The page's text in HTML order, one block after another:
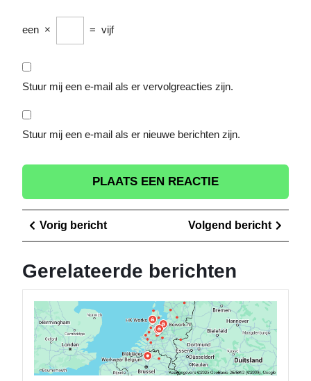
een × = vijf
Stuur mij een e-mail als er vervolgreacties zijn.
Stuur mij een e-mail als er nieuwe berichten zijn.
Berichtnavigatie
Vorig berichtVorig
bericht
Volgend bericht
bericht
Gerelateerde berichten
van